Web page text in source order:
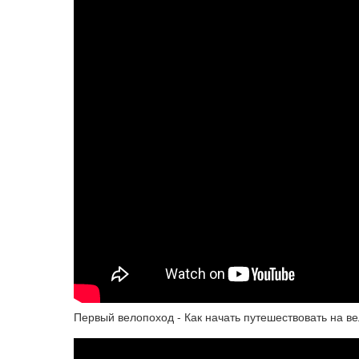
Первый велопоход - Как начать путешествовать на